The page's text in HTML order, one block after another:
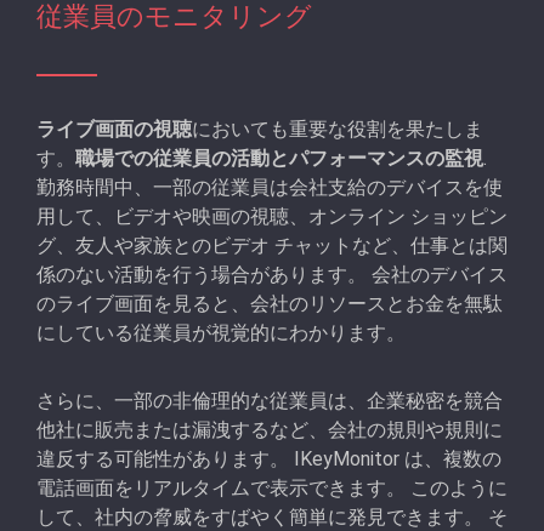
従業員のモニタリング
ライブ画面の視聴においても重要な役割を果たしま
す。 職場での従業員の活動とパフォーマンスの監視.
勤務時間中、一部の従業員は会社支給のデバイスを使
用して、ビデオや映画の視聴、オンライン ショッピン
グ、友人や家族とのビデオ チャットなど、仕事とは関
係のない活動を行う場合があります。 会社のデバイス
のライブ画面を見ると、会社のリソースとお金を無駄
にしている従業員が視覚的にわかります。
さらに、一部の非倫理的な従業員は、企業秘密を競合
他社に販売または漏洩するなど、会社の規則や規則に
違反する可能性があります。 IKeyMonitor は、複数の
電話画面をリアルタイムで表示できます。 このように
して、社内の脅威をすばやく簡単に発見できます。 そ